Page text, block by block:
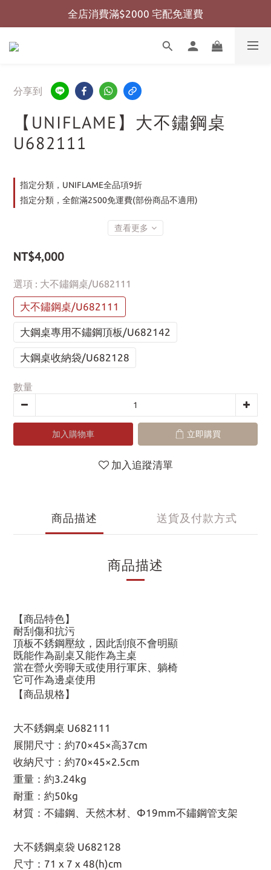
全店消費滿$999 超商免運費
全店消費滿$2000 宅配免運費
全店消費滿$999 超商免運費
分享到
【UNIFLAME】大不鏽鋼桌
U682111
指定分類，UNIFLAME全品項9折
指定分類，全館滿2500免運費(部份商品不適用)
查看更多
NT$4,000
選項 : 大不鏽鋼桌/U682111
大不鏽鋼桌/U682111
大鋼桌專用不鏽鋼頂板/U682142
大鋼桌收納袋/U682128
數量
加入購物車 立即購買
加入追蹤清單
商品描述 送貨及付款方式
商品描述
【商品特色】
耐刮傷和抗污
頂板不銹鋼壓紋，因此刮痕不會明顯
既能作為副桌又能作為主桌
當在營火旁聊天或使用行軍床、躺椅
它可作為邊桌使用
【商品規格】
大不銹鋼桌 U682111
展開尺寸：約70×45×高37cm
收納尺寸：約70×45×2.5cm
重量：約3.24kg
耐重：約50kg
材質：不鏽鋼、天然木材、Φ19mm不鏽鋼管支架
大不銹鋼桌袋 U682128
尺寸：71 x 7 x 48(h)cm